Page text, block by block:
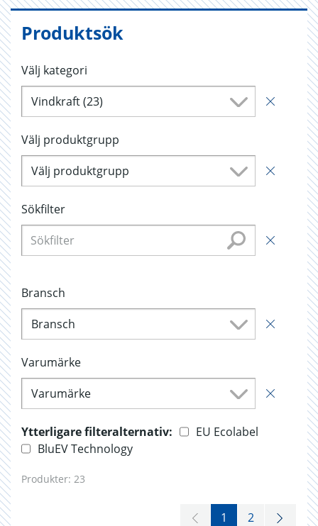
Produktsök
Välj kategori
Vindkraft (23)
Välj produktgrupp
Välj produktgrupp
Sökfilter
Bransch
Bransch
Varumärke
Varumärke
Ytterligare filteralternativ:
EU Ecolabel
BluEV Technology
Produkter: 23
1 2